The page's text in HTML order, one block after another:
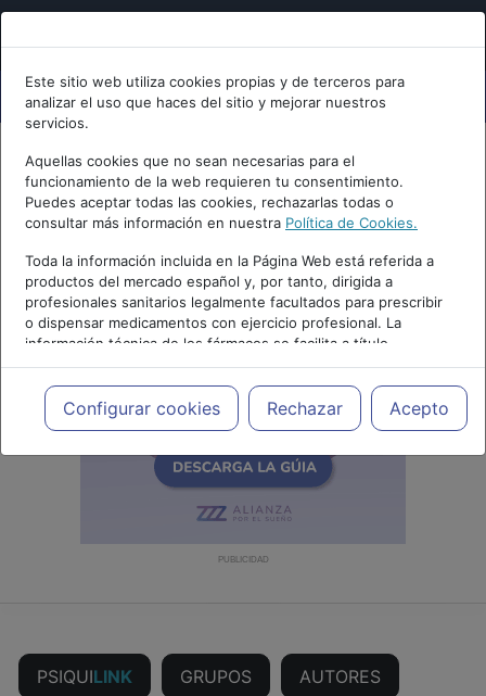
Este sitio web utiliza cookies propias y de terceros para
analizar el uso que haces del sitio y mejorar nuestros
servicios.
Aquellas cookies que no sean necesarias para el
funcionamiento de la web requieren tu consentimiento.
Puedes aceptar todas las cookies, rechazarlas todas o
consultar más información en nuestra Política de Cookies.
Toda la información incluida en la Página Web está referida a
productos del mercado español y, por tanto, dirigida a
profesionales sanitarios legalmente facultados para prescribir
o dispensar medicamentos con ejercicio profesional. La
información técnica de los fármacos se facilita a título
meramente informativo, siendo responsabilidad de los
profesionales facultados prescribir medicamentos y decidir, en
cada caso concreto, el tratamiento más adecuado a las
necesidades del paciente.
Configurar cookies Rechazar Acepto
PUBLICIDAD
PSIQUILINK GRUPOS AUTORES